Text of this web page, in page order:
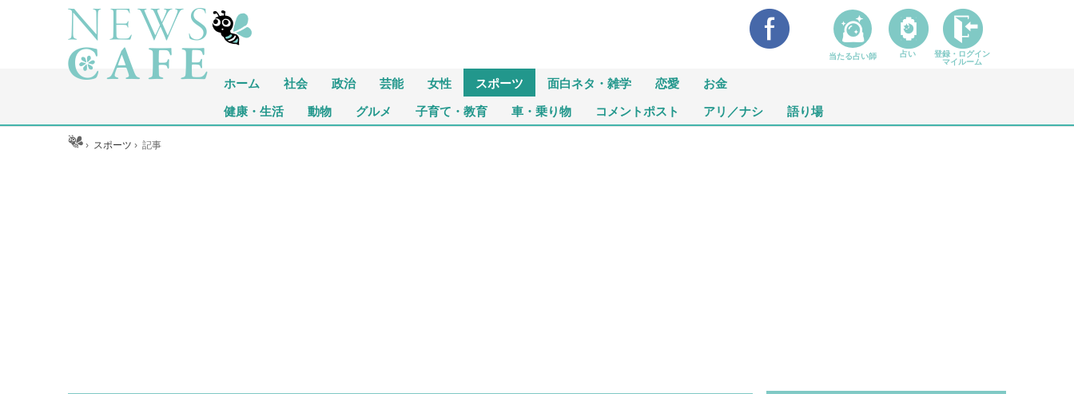
ホーム 社会 政治 芸能 女性 スポーツ 面白ネタ・雑学 恋愛 お金
健康・生活 動物 グルメ 子育て・教育 車・乗り物 コメントポスト アリ／ナシ 語り場
ホーム › スポーツ ›記事
当たる占い師 占い
登録・ログイン
マイルーム